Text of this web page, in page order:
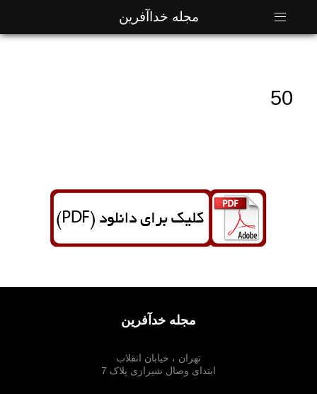
مجله خداآفرین
50
مجله خدآفرین
تهران ، خیابان انقلاب
ابتدای وصال شیرازی پلاک 7